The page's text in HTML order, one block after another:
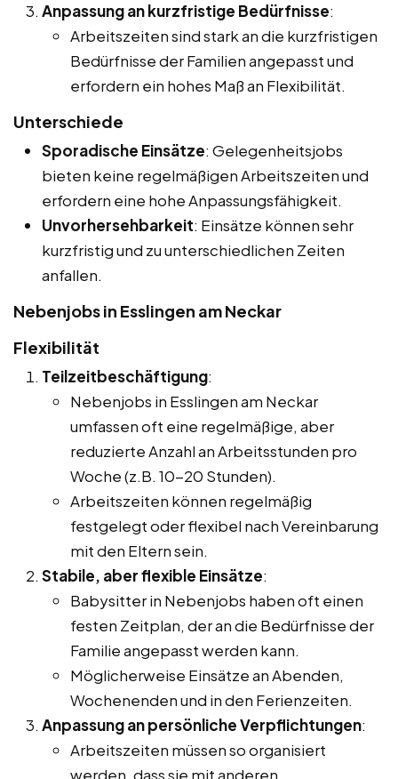
Anpassung an kurzfristige Bedürfnisse:
Arbeitszeiten sind stark an die kurzfristigen
Bedürfnisse der Familien angepasst und
erfordern ein hohes Maß an Flexibilität.
Unterschiede
Sporadische Einsätze: Gelegenheitsjobs
bieten keine regelmäßigen Arbeitszeiten und
erfordern eine hohe Anpassungsfähigkeit.
Unvorhersehbarkeit: Einsätze können sehr
kurzfristig und zu unterschiedlichen Zeiten
anfallen.
Nebenjobs in Esslingen am Neckar
Flexibilität
Teilzeitbeschäftigung:
Nebenjobs in Esslingen am Neckar
umfassen oft eine regelmäßige, aber
reduzierte Anzahl an Arbeitsstunden pro
Woche (z.B. 10-20 Stunden).
Arbeitszeiten können regelmäßig
festgelegt oder flexibel nach Vereinbarung
mit den Eltern sein.
Stabile, aber flexible Einsätze:
Babysitter in Nebenjobs haben oft einen
festen Zeitplan, der an die Bedürfnisse der
Familie angepasst werden kann.
Möglicherweise Einsätze an Abenden,
Wochenenden und in den Ferienzeiten.
Anpassung an persönliche Verpflichtungen:
Arbeitszeiten müssen so organisiert
werden, dass sie mit anderen